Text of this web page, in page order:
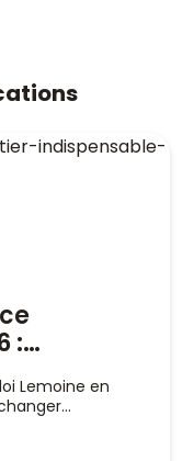
:
est
Lemoine en
de leur contrat.